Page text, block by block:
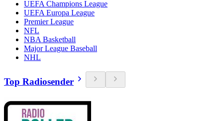
UEFA Champions League
UEFA Europa League
Premier League
NFL
NBA Basketball
Major League Baseball
NHL
Top Radiosender